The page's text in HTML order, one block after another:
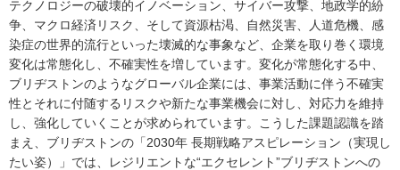
テクノロジーの破壊的イノベーション、サイバー攻撃、地政学的紛
争、マクロ経済リスク、そして資源枯渇、自然災害、人道危機、感
染症の世界的流行といった壊滅的な事象など、企業を取り巻く環境
変化は常態化し、不確実性を増しています。変化が常態化する中、
ブリヂストンのようなグローバル企業には、事業活動に伴う不確実
性とそれに付随するリスクや新たな事業機会に対し、対応力を維持
し、強化していくことが求められています。こうした課題認識を踏
まえ、ブリヂストンの「2030年 長期戦略アスピレーション（実現し
たい姿）」では、レジリエントな“エクセレント”ブリヂストンへの